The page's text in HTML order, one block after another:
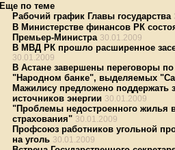
Еще по теме
Рабочий график Главы государства
В Министерстве финансов РК
Премьер-Министра 30.01.2009
В МВД РК прошло расширенное
30.01.2009
В Астане завершены переговоры
"Народном банке", выделяемых
Мажилису предложено поддержать
источников энергии 30.01.2009
"Проблемы недостроенного жилья
страхования" 30.01.2009
Профсоюз работников угольной
на уголь 30.01.2009